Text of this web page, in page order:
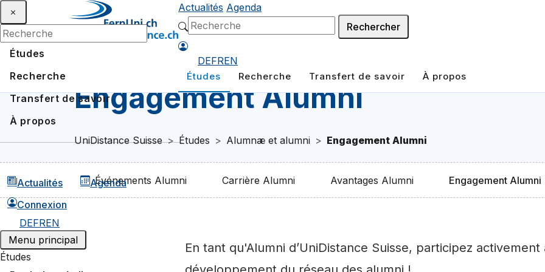
Actualités Agenda
Rechercher
DEFREN
Études Recherche Transfert de savoir À propos
Études
Recherche
Transfert de savoir
À propos
Actualités
Agenda
Connexion
DEFREN
Menu principal
Études
Engagement Alumni
UniDistance Suisse Études Alumnæ et alumni Engagement Alumni
Événements Alumni Carrière Alumni Avantages Alumni Engagement Alumni
En tant qu'Alumni d’UniDistance Suisse, participez activement